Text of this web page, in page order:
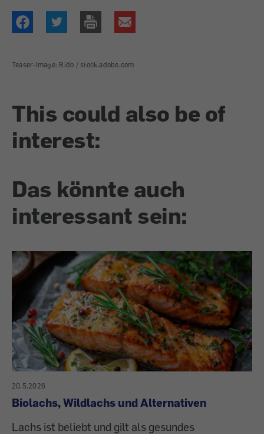
Teaser-Image: Rido / stock.adobe.com
This could also be of
interest:
Das könnte auch
interessant sein:
20.5.2026
Biolachs, Wildlachs und Alternativen
Lachs ist beliebt und gilt als gesundes